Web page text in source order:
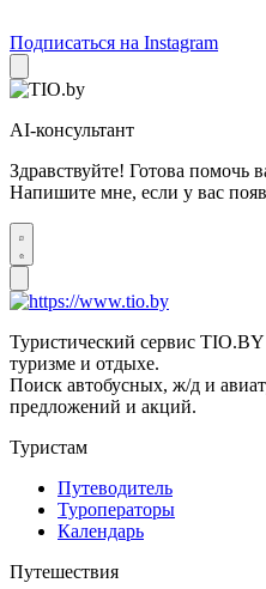
Подписаться на Instagram
AI-консультант
Здравствуйте! Готова помочь
Напишите мне, если у вас
Туристический сервис
туризме и отдыхе.
Поиск автобусных, ж/д и
предложений и акций.
Туристам
Путеводитель
Туроператоры
Календарь
Путешествия